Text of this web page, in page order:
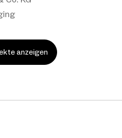
anzeigen